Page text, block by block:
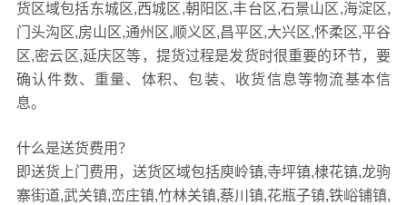
货区域包括东城区,西城区,朝阳区,丰台区,石景山区,海淀区,
门头沟区,房山区,通州区,顺义区,昌平区,大兴区,怀柔区,平谷
区,密云区,延庆区等，提货过程是发货时很重要的环节，要
确认件数、重量、体积、包装、收货信息等物流基本信
息。
什么是送货费用？
即送货上门费用，送货区域包括庾岭镇,寺坪镇,棣花镇,龙驹
寨街道,武关镇,峦庄镇,竹林关镇,蔡川镇,花瓶子镇,铁峪铺镇,